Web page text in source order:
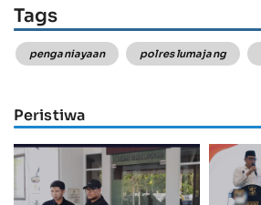
Tags
penganiayaan polres lumajang
Peristiwa